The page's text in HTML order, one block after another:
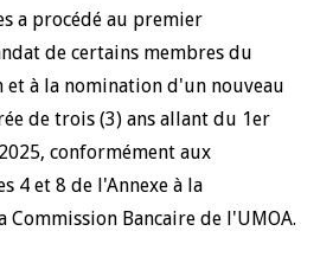
a procédé au premier
de certains membres du
et à la nomination d'un nouveau
de trois (3) ans allant du 1er
conformément aux
4 et 8 de l'Annexe à la
Commission Bancaire de l'UMOA.